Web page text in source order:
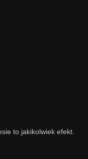
to jakikolwiek efekt.